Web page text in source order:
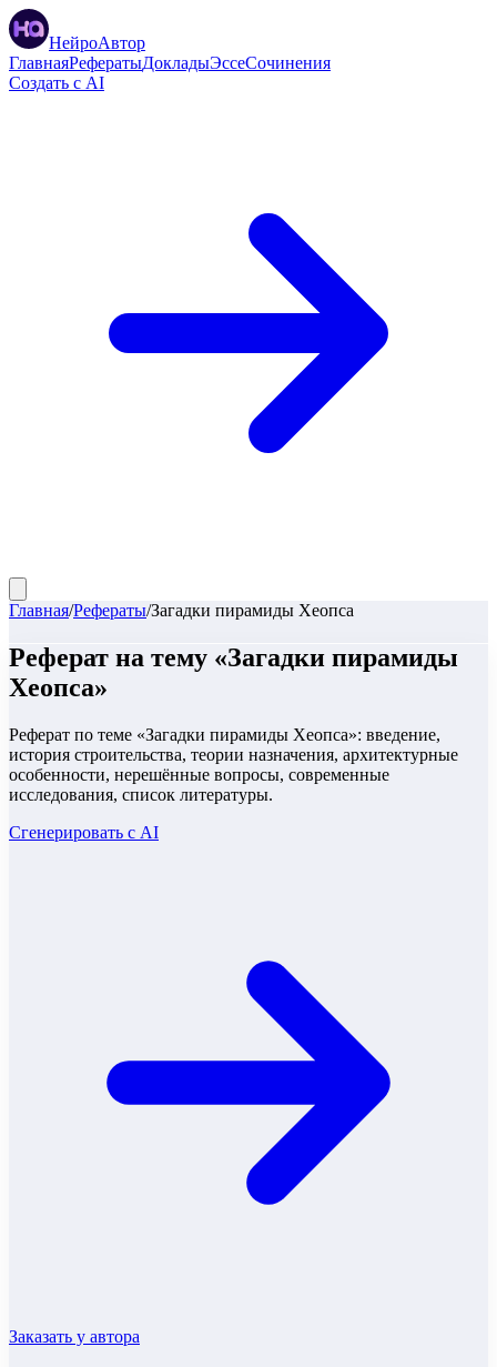
НейроАвтор
ГлавнаяРефератыДокладыЭссеСочинения
Создать с AI
Главная/Рефераты/Загадки пирамиды Хеопса
Реферат на тему «Загадки пирамиды
Хеопса»
Реферат по теме «Загадки пирамиды Хеопса»: введение,
история строительства, теории назначения, архитектурные
особенности, нерешённые вопросы, современные
исследования, список литературы.
Сгенерировать с AI
Заказать у автора